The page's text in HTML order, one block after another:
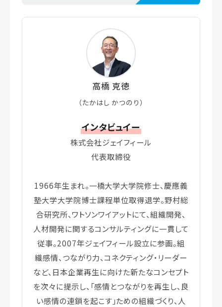
高橋 克徳
（たかはし かつのり）
インタビュイー
株式会社ジェイフィール
代表取締役
1966年生まれ。一橋大学大学院修士、慶應義
塾大学大学院博士課程単位取得退学。野村総
合研究所、ワトソンワイアットにて、組織開発、
人材開発に関するコンサルティングに一貫して
従事。2007年ジェイフィール設立に参画。組
織感情、つながり力、コネクティング・リーダー
など、日本企業再生に向けた新たなコンセプト
を次々に提示し、「感情とつながりを再生し、良
い感情の連鎖を起こす」ための組織づくり、人